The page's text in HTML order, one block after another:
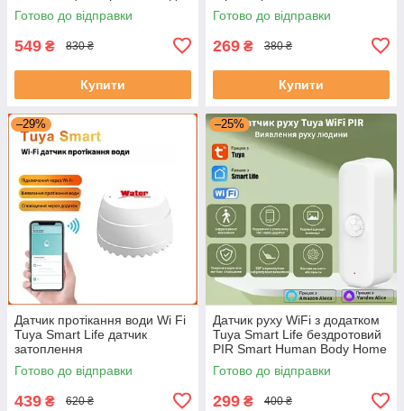
детектор диму
Готово до відправки
549 ₴ 830 ₴
Купити
електронний градусник для
дому з підтримкою Tuya
Готово до відправки
269 ₴ 380 ₴
Купити
–29%
Датчик протікання води Wi Fi
Tuya Smart Life датчик
затоплення
Готово до відправки
439 ₴ 620 ₴
–25%
Датчик руху WiFi з додатком
Tuya Smart Life бездротовий
PIR Smart Human Body Home
Готово до відправки
299 ₴ 400 ₴